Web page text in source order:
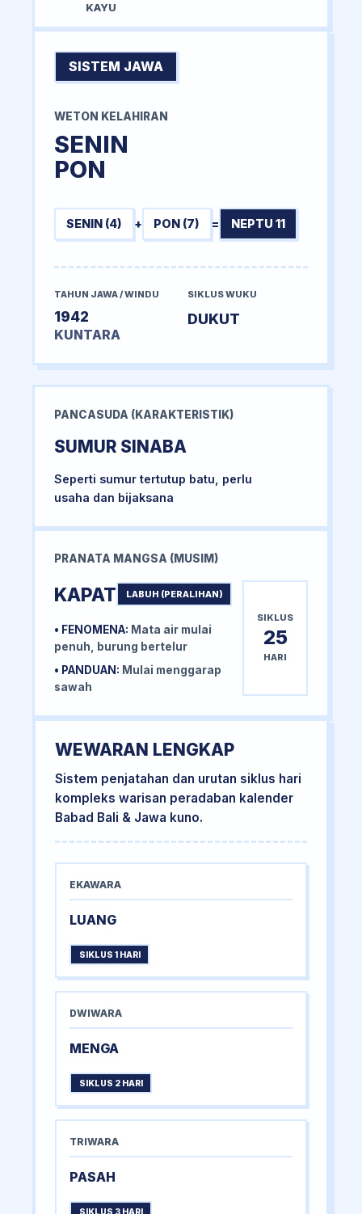
KAYU
SISTEM JAWA
WETON KELAHIRAN
SENIN
PON
SENIN (4) + PON (7) = NEPTU 11
TAHUN JAWA / WINDU
1942
KUNTARA
SIKLUS WUKU
DUKUT
PANCASUDA (KARAKTERISTIK)
SUMUR SINABA
Seperti sumur tertutup batu, perlu
usaha dan bijaksana
PRANATA MANGSA (MUSIM)
KAPAT LABUH (PERALIHAN)
• FENOMENA: Mata air mulai
penuh, burung bertelur
• PANDUAN: Mulai menggarap
sawah
SIKLUS
25
HARI
WEWARAN LENGKAP
Sistem penjatahan dan urutan siklus hari
kompleks warisan peradaban kalender
Babad Bali & Jawa kuno.
EKAWARA
LUANG
SIKLUS 1 HARI
DWIWARA
MENGA
SIKLUS 2 HARI
TRIWARA
PASAH
SIKLUS 3 HARI